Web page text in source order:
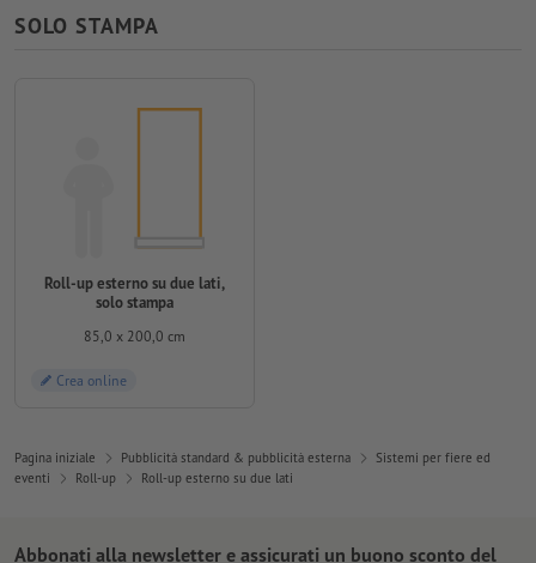
SOLO STAMPA
Roll-up esterno su due lati,
solo stampa
85,0 x 200,0 cm
Crea online
Pagina iniziale Pubblicità standard & pubblicità esterna
Sistemi per fiere ed
eventi
Roll-up Roll-up esterno su due lati
Abbonati alla newsletter e assicurati un buono sconto del